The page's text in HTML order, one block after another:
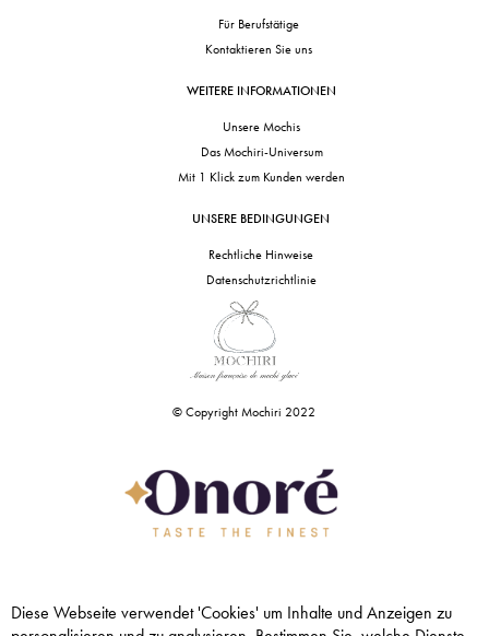
Für Berufstätige
Kontaktieren Sie uns
WEITERE INFORMATIONEN
Unsere Mochis
Das Mochiri-Universum
Mit 1 Klick zum Kunden werden
UNSERE BEDINGUNGEN
Rechtliche Hinweise
Datenschutzrichtlinie
© Copyright Mochiri 2022
Diese Webseite verwendet 'Cookies' um Inhalte und Anzeigen zu